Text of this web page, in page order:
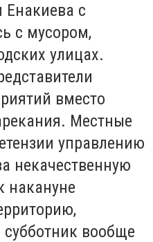
с
с мусором,
улицах.
вместо
Местные
управлению
некачественную
накануне
вообще